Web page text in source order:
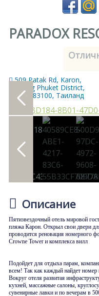
PARADOX
509 Patak Rd, Karon,
Mueang Phuket District,
Phuket 83100, Таиланд
Описание
Пятизвездочный отель мировой
пляжа Карон. Открыл свои двери
проводится реновация номерного
Crowne Tower и комплекса вилл
Подойдет для отдыха парам,
всем! Так как каждый найдет номер
Вокруг отеля развитая
кухней, массажные салоны,
сувенирные лавки и по вечерам в